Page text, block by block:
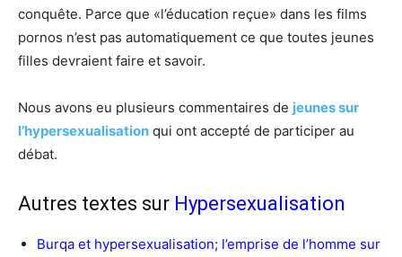
conquête. Parce que «l’éducation reçue» dans les films
pornos n’est pas automatiquement ce que toutes jeunes
filles devraient faire et savoir.
Nous avons eu plusieurs commentaires de jeunes sur
l’hypersexualisation qui ont accepté de participer au
débat.
Autres textes sur Hypersexualisation
Burqa et hypersexualisation; l’emprise de l’homme sur